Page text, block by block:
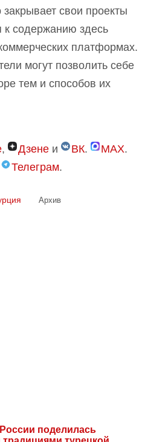
закрывает свои проекты
к содержанию здесь
платформах.
могут позволить себе
тем и способов их
, Дзене и ВК. MAX.
Телеграм.
Архив
поделилась